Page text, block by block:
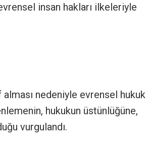
insan hakları ilkeleriyle
nedeniyle evrensel hukuk
hukukun üstünlüğüne,
vurgulandı.